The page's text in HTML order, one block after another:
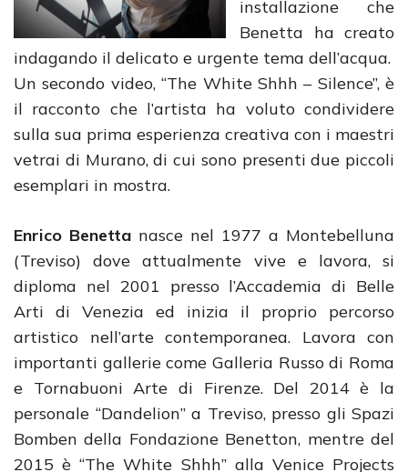
installazione che
Benetta ha creato
indagando il delicato e urgente tema dell’acqua.
Un secondo video, “The White Shhh – Silence”, è
il racconto che l’artista ha voluto condividere
sulla sua prima esperienza creativa con i maestri
vetrai di Murano, di cui sono presenti due piccoli
esemplari in mostra.
Enrico Benetta nasce nel 1977 a Montebelluna
(Treviso) dove attualmente vive e lavora, si
diploma nel 2001 presso l’Accademia di Belle
Arti di Venezia ed inizia il proprio percorso
artistico nell’arte contemporanea. Lavora con
importanti gallerie come Galleria Russo di Roma
e Tornabuoni Arte di Firenze. Del 2014 è la
personale “Dandelion” a Treviso, presso gli Spazi
Bomben della Fondazione Benetton, mentre del
2015 è “The White Shhh” alla Venice Projects